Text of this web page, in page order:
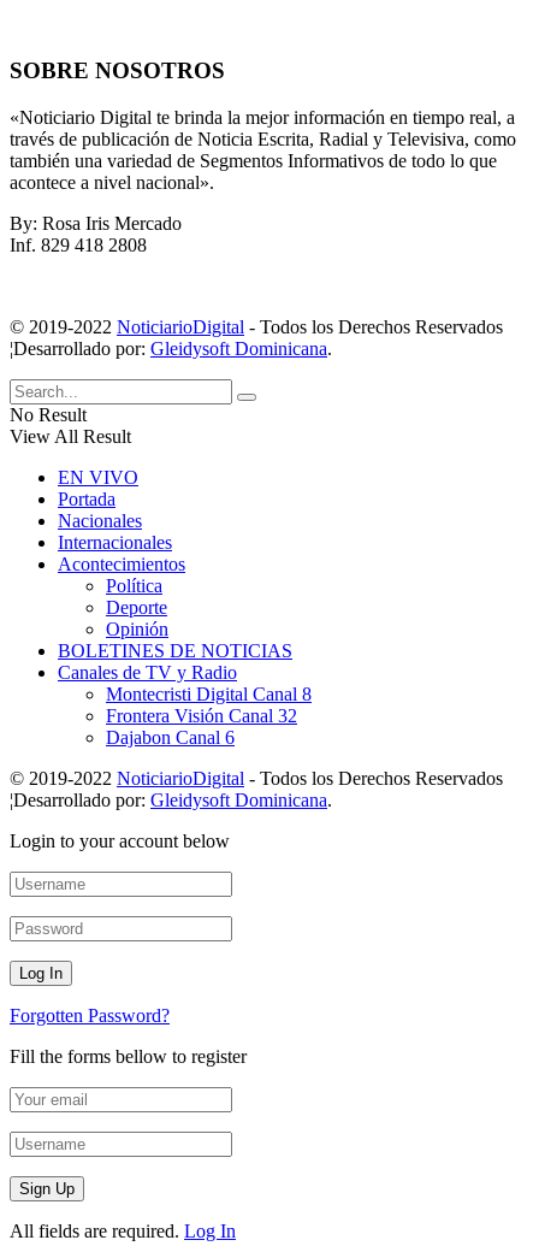
SOBRE NOSOTROS
«Noticiario Digital te brinda la mejor información en tiempo real, a
través de publicación de Noticia Escrita, Radial y Televisiva, como
también una variedad de Segmentos Informativos de todo lo que
acontece a nivel nacional».
By: Rosa Iris Mercado
Inf. 829 418 2808
© 2019-2022 NoticiarioDigital - Todos los Derechos Reservados
¦Desarrollado por: Gleidysoft Dominicana.
No Result
View All Result
EN VIVO
Portada
Nacionales
Internacionales
Acontecimientos
Política
Deporte
Opinión
BOLETINES DE NOTICIAS
Canales de TV y Radio
Montecristi Digital Canal 8
Frontera Visión Canal 32
Dajabon Canal 6
© 2019-2022 NoticiarioDigital - Todos los Derechos Reservados
¦Desarrollado por: Gleidysoft Dominicana.
Login to your account below
Forgotten Password?
Fill the forms bellow to register
All fields are required. Log In